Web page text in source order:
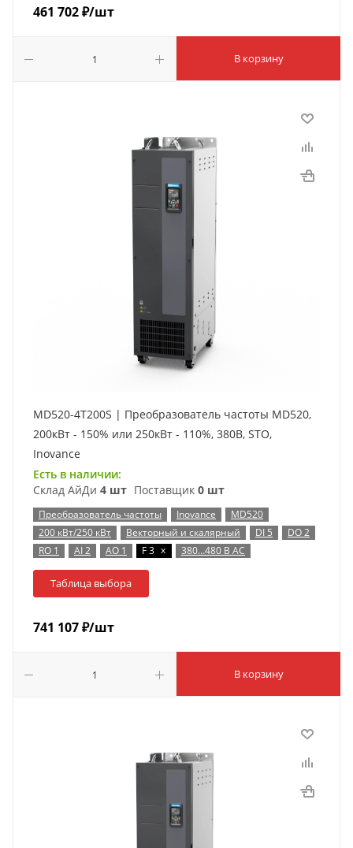
461 702₽/шт
В корзину
MD520-4T200S | Преобразователь частоты MD520,
200кВт - 150% или 250кВт - 110%, 380В, STO,
Inovance
Есть в наличии:
Склад АйДи 4 шт Поставщик 0 шт
Преобразователь частоты Inovance
MD520
200 кВт/250 кВт
Векторный и скалярный DI 5
DO 2
RO 1
AI 2 AO 1 F 3 x 380…480 В AC
Таблица выбора
741 107₽/шт
В корзину